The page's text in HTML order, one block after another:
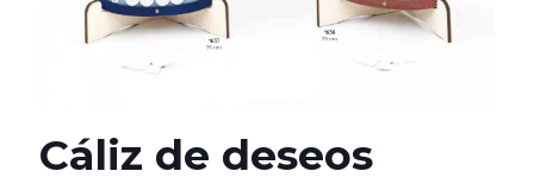
Cáliz de deseos